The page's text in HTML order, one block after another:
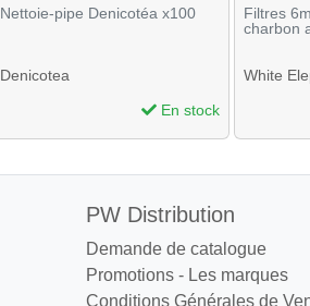
Nettoie-pipe Denicotéa x100
Denicotea
En stock
Filtres
charbon
White
PW Distribution
Demande de catalogue
Promotions - Les marques
Conditions Générales de